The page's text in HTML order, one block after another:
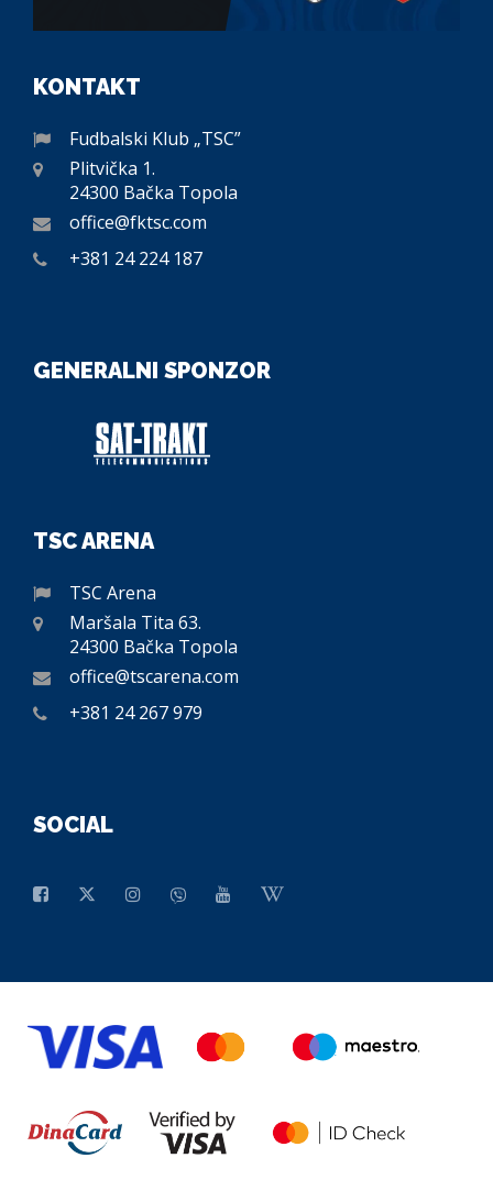
KONTAKT
Fudbalski Klub „TSC”
Plitvička 1.
24300 Bačka Topola
office@fktsc.com
+381 24 224 187
GENERALNI SPONZOR
TSC ARENA
TSC Arena
Maršala Tita 63.
24300 Bačka Topola
office@tscarena.com
+381 24 267 979
SOCIAL